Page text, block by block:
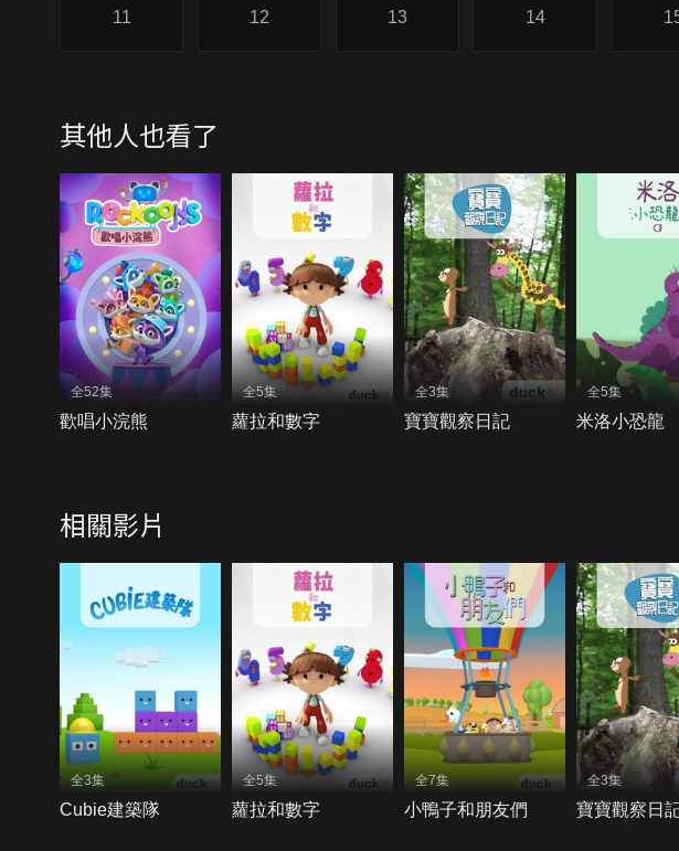
11 12 13 14
其他人也看了
全52集
歡唱小浣熊
全5集
蘿拉和數字
全3集
寶寶觀察日記
全5集
米洛小恐龍
相關影片
全3集
Cubie建築隊
全5集
蘿拉和數字
全7集
小鴨子和朋友們
全3集
寶寶觀察日